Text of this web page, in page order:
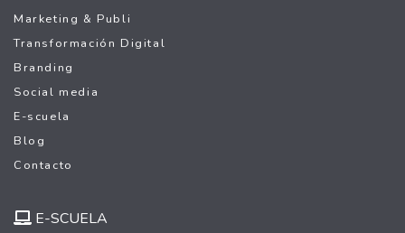
Marketing & Publi
Transformación Digital
Branding
Social media
E-scuela
Blog
Contacto
E-SCUELA